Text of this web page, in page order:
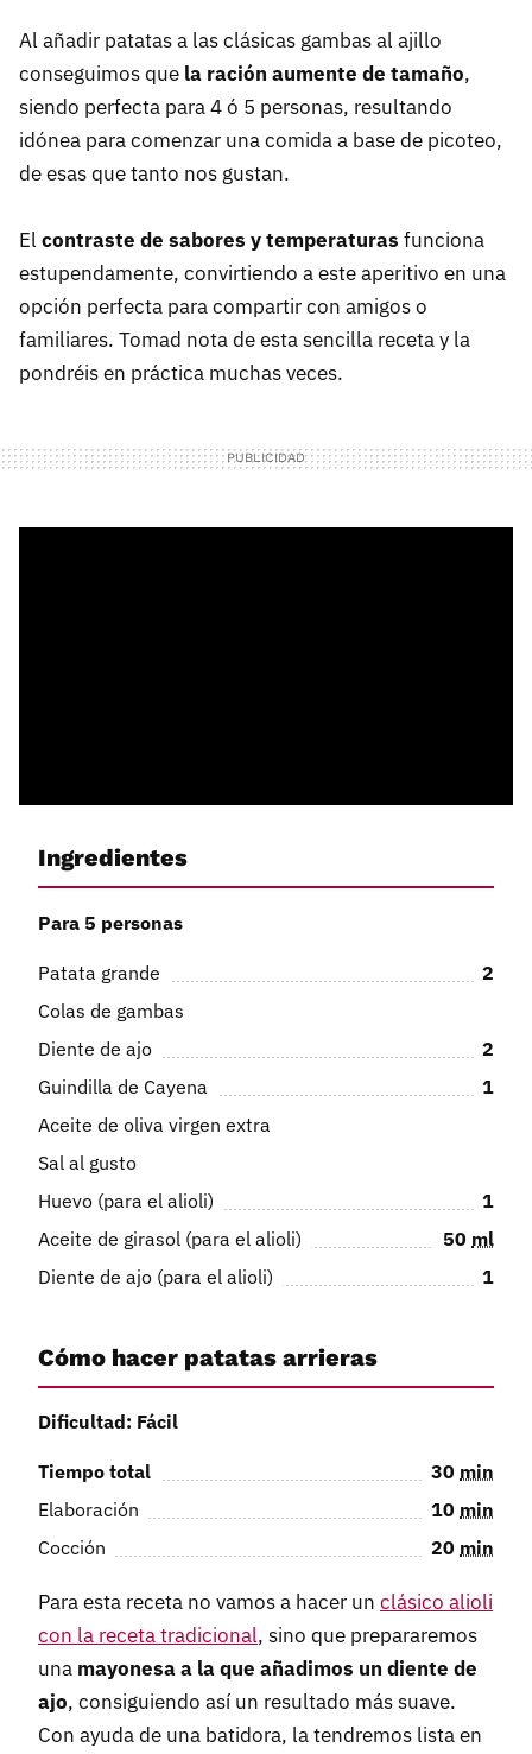
Al añadir patatas a las clásicas gambas al ajillo
conseguimos que la ración aumente de tamaño,
siendo perfecta para 4 ó 5 personas, resultando
idónea para comenzar una comida a base de picoteo,
de esas que tanto nos gustan.
El contraste de sabores y temperaturas funciona
estupendamente, convirtiendo a este aperitivo en una
opción perfecta para compartir con amigos o
familiares. Tomad nota de esta sencilla receta y la
pondréis en práctica muchas veces.
Ingredientes
Para 5 personas
Patata grande
2
Colas de gambas
Diente de ajo
2
Guindilla de Cayena
1
Aceite de oliva virgen extra
Sal al gusto
Huevo (para el alioli)
1
Aceite de girasol (para el alioli)
50 ml
Diente de ajo (para el alioli)
1
Cómo hacer patatas arrieras
Dificultad: Fácil
Tiempo total 30 min
Elaboración
10 min
Cocción
20 min
Para esta receta no vamos a hacer un clásico alioli
con la receta tradicional, sino que prepararemos
una mayonesa a la que añadimos un diente de
ajo, consiguiendo así un resultado más suave.
Con ayuda de una batidora, la tendremos lista en